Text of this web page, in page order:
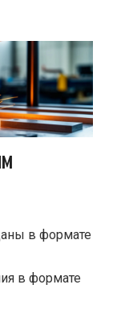
в формате
в формате